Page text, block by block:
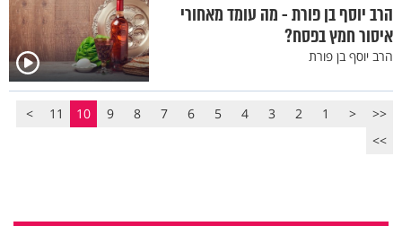
הרב יוסף בן פורת - מה עומד מאחורי
איסור חמץ בפסח?
הרב יוסף בן פורת
<<
<
1
2
3
4
5
6
7
8
9
10
11
>
>>